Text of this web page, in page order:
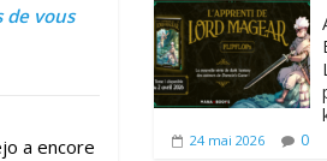
de vous
a encore
24 mai 2026 0